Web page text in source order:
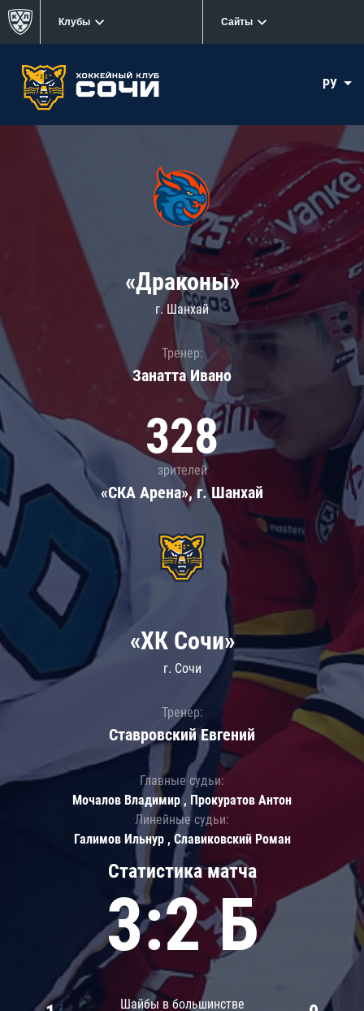
Клубы Сайты
РУ
«Драконы»
г. Шанхай
Тренер:
Занатта Иванo
328
зрителей
«СКА Арена», г. Шанхай
Статистика матча
3:2 Б
Шайбы в большинстве
«ХК Сочи»
г. Сочи
Тренер:
Ставровский Евгений
Главные судьи:
Мочалов Владимир , Прокуратов Антон
Линейные судьи:
Галимов Ильнур , Славиковский Роман